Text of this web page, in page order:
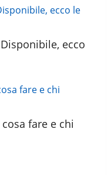
ecco
fare e chi